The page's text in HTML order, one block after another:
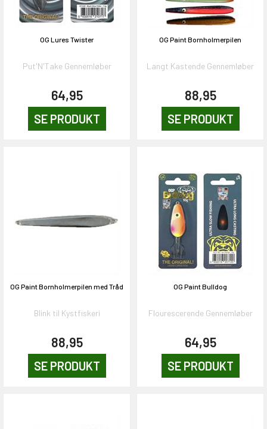
OG Lures Twister
Put'N'Take Gennemløber
64,95
SE PRODUKT
OG Paint Bornholmerpilen
Langt Kastende Gennemløber
88,95
SE PRODUKT
OG Paint Bornholmerpilen med Tråd
Blink til Kystfiskeri
88,95
SE PRODUKT
OG Paint Bulldog
Flourescerende Gennemløber
64,95
SE PRODUKT